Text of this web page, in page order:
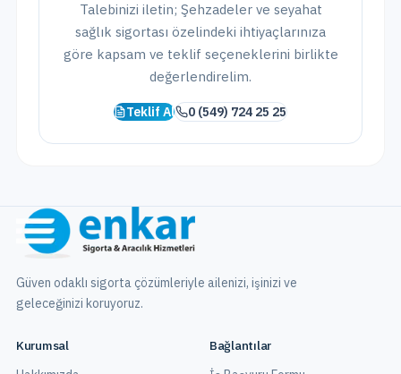
Talebinizi iletin; Şehzadelerve seyahat
sağlık sigortası özelindeki ihtiyaçlarınıza
göre kapsam ve teklif seçeneklerini birlikte
değerlendirelim.
Teklif Al 0 (549) 724 25 25
Güven odaklı sigorta çözümleriyle ailenizi, işinizi ve
geleceğinizi koruyoruz.
Kurumsal
Bağlantılar